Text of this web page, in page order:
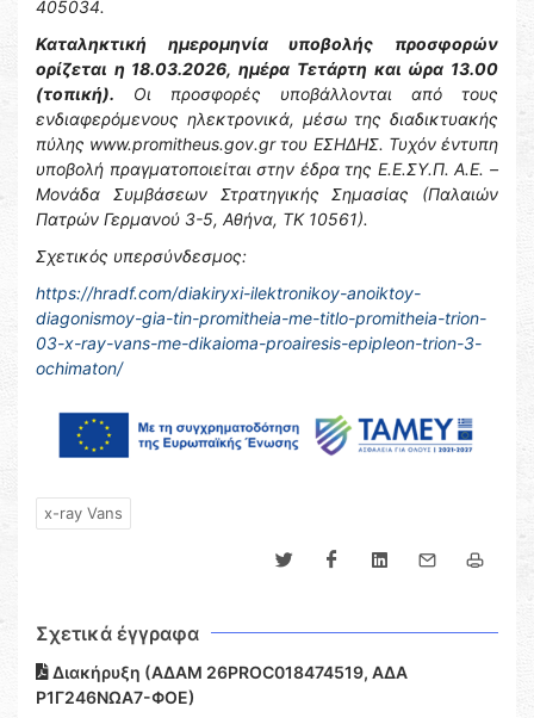
405034.
Καταληκτική ημερομηνία υποβολής προσφορών
ορίζεται η 18.03.2026, ημέρα Τετάρτη και ώρα 13.00
(τοπική).
Οι προσφορές υποβάλλονται από τους
ενδιαφερόμενους ηλεκτρονικά, μέσω της διαδικτυακής
πύλης www.promitheus.gov.gr του ΕΣΗΔΗΣ. Τυχόν έντυπη
υποβολή πραγματοποιείται στην έδρα της Ε.Ε.ΣΥ.Π. Α.Ε. –
Μονάδα Συμβάσεων Στρατηγικής Σημασίας (Παλαιών
Πατρών Γερμανού 3-5, Αθήνα, ΤΚ 10561).
Σχετικός υπερσύνδεσμος:
https://hradf.com/diakiryxi-ilektronikoy-anoiktoy-
diagonismoy-gia-tin-promitheia-me-titlo-promitheia-trion-
03-x-ray-vans-me-dikaioma-proairesis-epipleon-trion-3-
ochimaton/
x-ray Vans
Σχετικά έγγραφα
Διακήρυξη (ΑΔΑΜ 26PROC018474519, ΑΔΑ
Ρ1Γ246ΝΩΑ7-ΦΟΕ)